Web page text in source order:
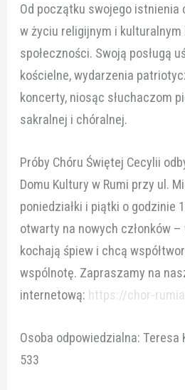
Od początku swojego istnienia
w życiu religijnym i kulturalnym
społeczności. Swoją posługą
kościelne, wydarzenia
koncerty, niosąc słuchaczom
sakralnej i chóralnej.
Próby Chóru Świętej Cecylii
Domu Kultury w Rumi przy ul.
poniedziałki i piątki o godzinie
otwarty na nowych członków
kochają śpiew i chcą
wspólnotę. Zapraszamy na
internetową: https://chor-
Osoba odpowiedzialna: Teresa
533